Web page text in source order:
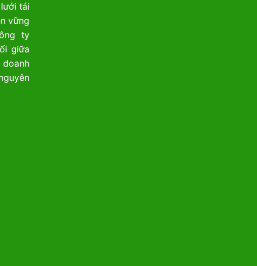
tái
vững
ty
giữa
doanh